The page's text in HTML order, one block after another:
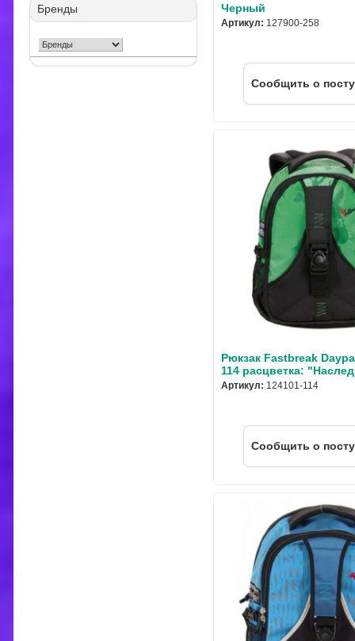
Бренды
Черный
Артикул: 127900-258
Cообщить о
Рюкзак Fastbreak
114 расцветка:
Артикул: 124101-114
Cообщить о